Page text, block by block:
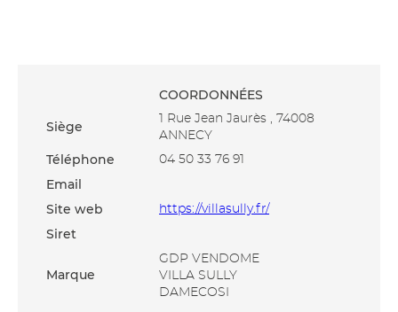
COORDONNÉES
Siège
1 Rue Jean Jaurès , 74008
ANNECY
Téléphone 04 50 33 76 91
Email
Site web
https://villasully.fr/
Siret
Marque
GDP VENDOME
VILLA SULLY
DAMECOSI